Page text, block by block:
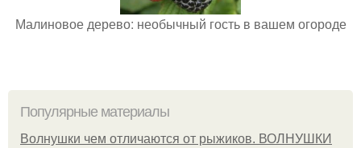
Малиновое дерево: необычный гость в вашем огороде
Популярные материалы
Волнушки чем отличаются от рыжиков. ВОЛНУШКИ